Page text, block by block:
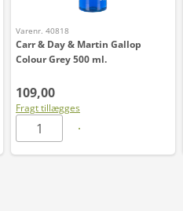
Varenr. 40818
Carr & Day & Martin Gallop
Colour Grey 500 ml.
109,00
Fragt tillægges